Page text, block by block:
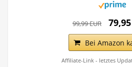
99,99 EUR
Bei Amazon
Affiliate-Link - letztes